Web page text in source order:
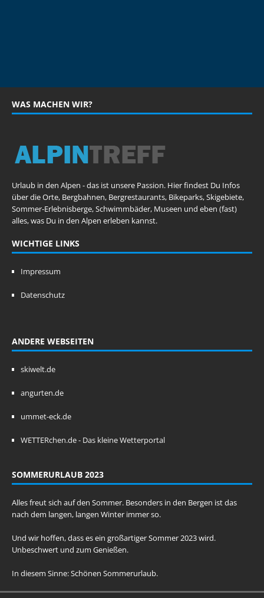
WAS MACHEN WIR?
Urlaub in den Alpen - das ist unsere Passion. Hier findest Du Infos
über die Orte, Bergbahnen, Bergrestaurants, Bikeparks, Skigebiete,
Sommer-Erlebnisberge, Schwimmbäder, Museen und eben (fast)
alles, was Du in den Alpen erleben kannst.
WICHTIGE LINKS
Impressum
Datenschutz
ANDERE WEBSEITEN
skiwelt.de
angurten.de
ummet-eck.de
WETTERchen.de - Das kleine Wetterportal
SOMMERURLAUB 2023
Alles freut sich auf den Sommer. Besonders in den Bergen ist das
nach dem langen, langen Winter immer so.
Und wir hoffen, dass es ein großartiger Sommer 2023 wird.
Unbeschwert und zum Genießen.
In diesem Sinne: Schönen Sommerurlaub.